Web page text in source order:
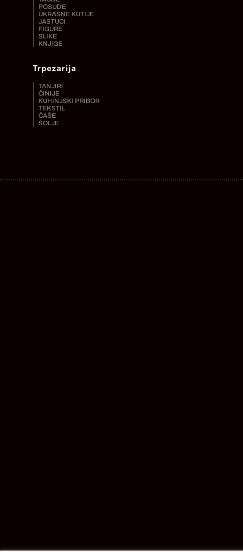
POSUDE
UKRASNE KUTIJE
JASTUCI
FIGURE
SLIKE
KNJIGE
Trpezarija
TANJIRI
ČINIJE
KUHINJSKI PRIBOR
TEKSTIL
ČAŠE
ŠOLJE